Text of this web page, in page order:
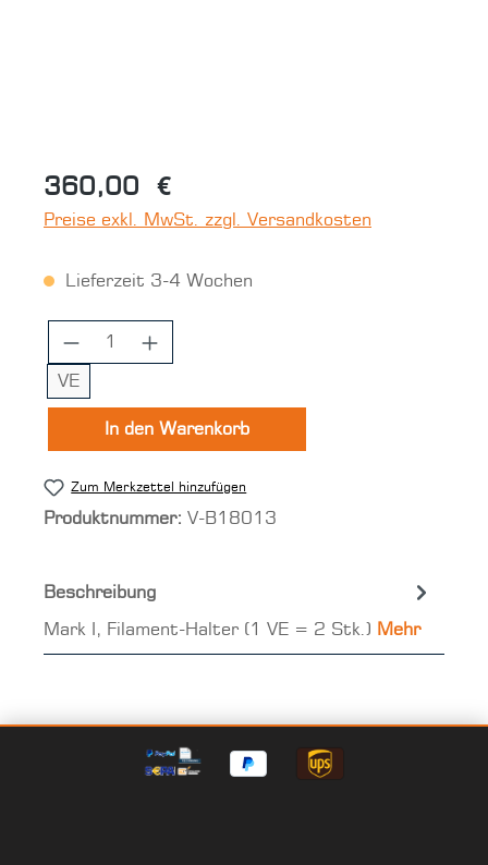
360,00 €
Preise exkl. MwSt. zzgl. Versandkosten
Lieferzeit 3-4 Wochen
Produkt Anzahl: Gib den
VE
In den Warenkorb
Zum Merkzettel hinzufügen
Produktnummer: V-B18013
Beschreibung
Mark I, Filament-Halter (1 VE = 2 Stk.) Mehr